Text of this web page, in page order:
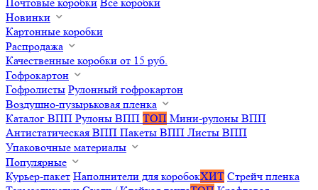
Почтовые коробки Все коробки
Новинки
Картонные коробки
Распродажа
Качественные коробки от 15 руб.
Гофрокартон
Гофролисты Рулонный гофрокартон
Воздушно-пузырьковая пленка
Каталог ВПП Рулоны ВПП ТОП Мини-рулоны ВПП
Антистатическая ВПП Пакеты ВПП Листы ВПП
Упаковочные материалы
Популярные
Курьер-пакет Наполнители для коробокХИТ Стрейч пленка